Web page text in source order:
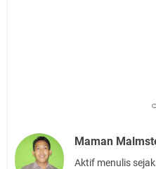
Maman
Aktif menulis